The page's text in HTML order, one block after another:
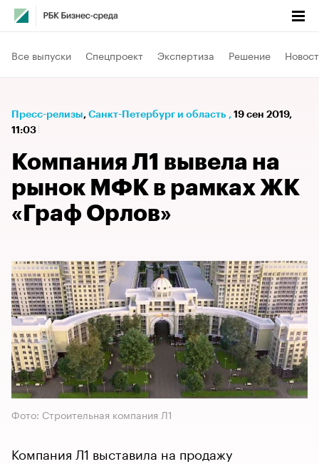
Все выпуски Спецпроект Экспертиза Решение
Пресс-релизы⁠, Санкт-Петербург и область , 19 сен 2019,
11:03
Компания Л1 вывела на
рынок МФК в рамках ЖК
«Граф Орлов»
Фото: Строительная компания Л1
Компания Л1 выставила на продажу